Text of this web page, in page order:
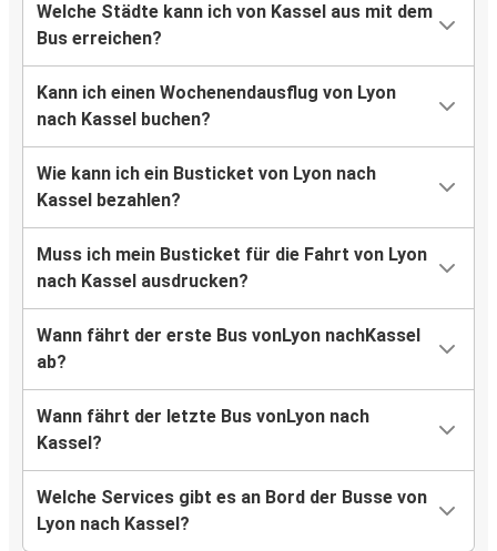
Welche Städte kann ich von Kassel aus mit dem
Bus erreichen?
Kann ich einen Wochenendausflug von Lyon
nach Kassel buchen?
Wie kann ich ein Busticket von Lyon nach
Kassel bezahlen?
Muss ich mein Busticket für die Fahrt von Lyon
nach Kassel ausdrucken?
Wann fährt der erste Bus vonLyon nachKassel
ab?
Wann fährt der letzte Bus vonLyon nach
Kassel?
Welche Services gibt es an Bord der Busse von
Lyon nach Kassel?